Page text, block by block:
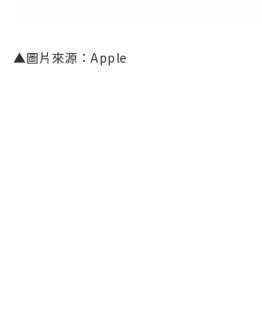
▲圖片來源：Apple